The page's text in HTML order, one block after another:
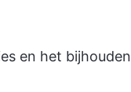
en het bijhouden